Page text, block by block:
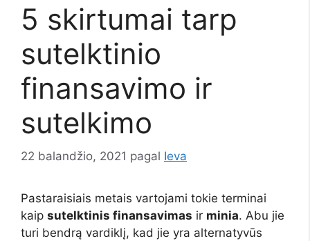
5 skirtumai tarp
sutelktinio
finansavimo ir
sutelkimo
22 balandžio, 2021 pagal Ieva
Pastaraisiais metais vartojami tokie terminai
kaip sutelktinis finansavimas ir minia. Abu jie
turi bendrą vardiklį, kad jie yra alternatyvūs